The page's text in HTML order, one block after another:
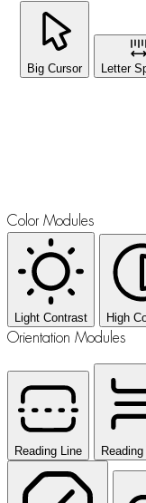
Big Cursor Letter
Color Modules
Light Contrast High
Orientation Modules
Reading Line